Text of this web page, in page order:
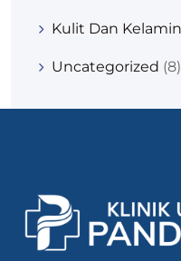
Kulit Dan Kelamin
Uncategorized (8)